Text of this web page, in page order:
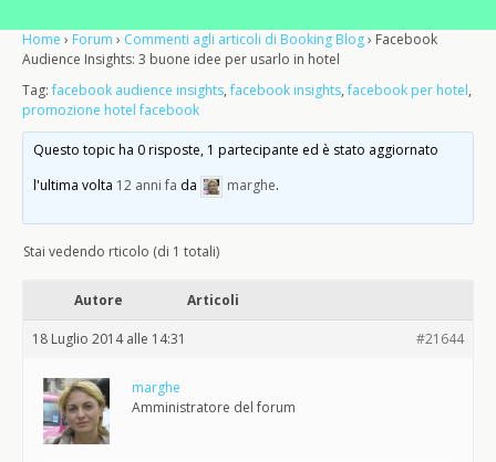
Home › Forum › Commenti agli articoli di Booking Blog› Facebook
Audience Insights: 3 buone idee per usarlo in hotel
Tag:facebook audience insights,facebook insights,facebook per hotel,
promozione hotel facebook
Questo topic ha 0 risposte, 1 partecipante ed è stato aggiornato
l'ultima volta 12 anni fa da marghe.
Stai vedendo rticolo (di 1 totali)
Autore Articoli
18 Luglio 2014 alle 14:31 #21644
marghe
Amministratore del forum